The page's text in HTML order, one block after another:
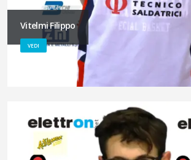
Vitelmi Filippo
VEDI